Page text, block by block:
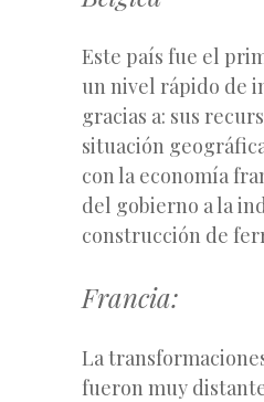
Este país fue el
un nivel rápido de
gracias a: sus
situación
con la economía
del gobierno a la
construcción de
Francia:
La
fueron muy